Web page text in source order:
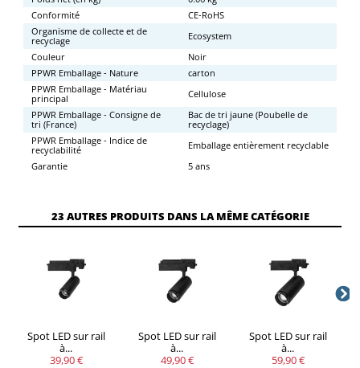
Conformité
CE-RoHS
Organisme de collecte et de
recyclage
Ecosystem
Couleur
Noir
PPWR Emballage - Nature
carton
PPWR Emballage - Matériau
principal
Cellulose
PPWR Emballage - Consigne de
tri (France)
Bac de tri jaune (Poubelle de
recyclage)
PPWR Emballage - Indice de
recyclabilité
Emballage entièrement recyclable
Garantie
5 ans
23 AUTRES PRODUITS DANS LA MÊME CATÉGORIE
Spot LED sur rail
à...
39,90 €
Spot LED sur rail
à...
49,90 €
Spot LED sur rail
à...
59,90 €